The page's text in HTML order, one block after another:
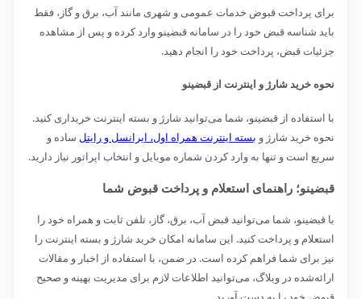
برای پرداخت قبوض خدمات عمومی و شهری مانند آب، برق و گاز، فقط
باید شناسه قبض خود را در سامانه قبضینو وارد کرده و پس از مشاهده
جزئیات قبض، پرداخت خود را انجام دهید.
نحوه خرید شارژ و اینترنت از قبضینو
با استفاده از قبضینو، شما می‌توانید شارژ و بسته اینترنت خریداری کنید.
نحوه خرید شارژ و بسته اینترنت همراه اول، ایرانسل و رایتل ساده و
سریع است و تنها به وارد کردن شماره موبایل و انتخاب اپراتور نیاز دارید.
قبضینو؛ راهنمای استعلام و پرداخت قبوض شما
با قبضینو، شما می‌توانید قبض آب، برق، گاز، تلفن ثابت و همراه خود را
استعلام و پرداخت کنید. این سامانه امکان خرید شارژ و بسته اینترنت را
نیز برای شما فراهم کرده است. در ضمن، با استفاده از اخبار و مقالات
ارائه‌شده در وبلاگ، می‌توانید اطلاعات لازم برای مدیریت بهینه و صحیح